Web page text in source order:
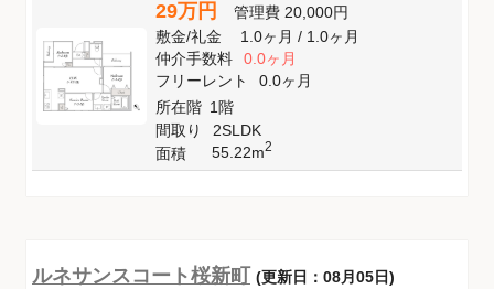
29万円 管理費 20,000円
敷金/礼金 1.0ヶ月/ 1.0ヶ月
仲介手数料
0.0ヶ月
フリーレント
0.0ヶ月
所在階 1階
間取り
2SLDK
面積
55.22m2
ルネサンスコート桜新町 (更新日：08月05日)